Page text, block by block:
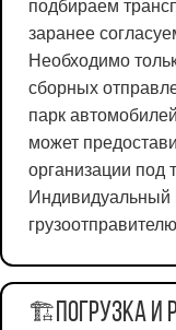
подбираем
заранее
Необходимо
сборных
парк
может
организации под
Индивидуальный
🏗️Погрузка и